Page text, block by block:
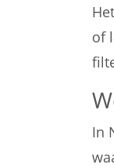
of
In